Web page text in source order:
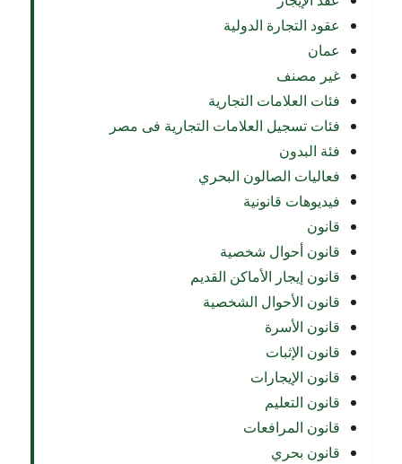
عقود التجارة الدولية
عمان
غير مصنف
فئات العلامات التجارية
فئات تسجيل العلامات التجارية فى مصر
فئة البدون
فعاليات الصالون البحري
فيديوهات قانونية
قانون
قانون أحوال شخصية
قانون إيجار الأماكن القديم
قانون الأحوال الشخصية
قانون الأسرة
قانون الإثبات
قانون الإيجارات
قانون التعليم
قانون المرافعات
قانون بحري